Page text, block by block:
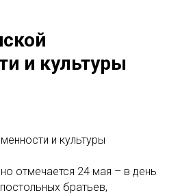
и культуры
и культуры
отмечается 24 мая – в день
братьев,